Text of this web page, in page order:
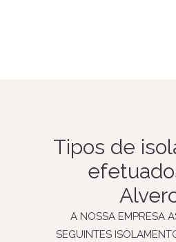
Tipos de
A NOSSA EMPRESA
SEGUINTES